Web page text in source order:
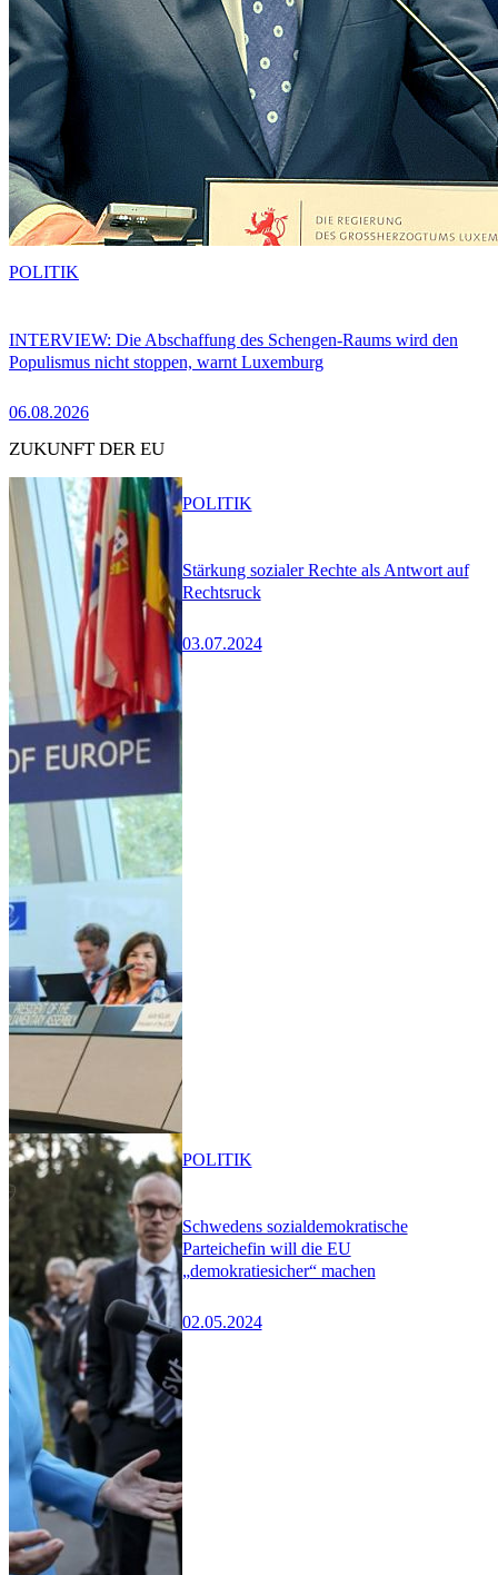
INTERVIEW: Die Abschaffung des Schengen-Raums wird den
Populismus nicht stoppen, warnt Luxemburg
06.08.2026
POLITIK
ZUKUNFT DER EU
Stärkung sozialer Rechte als Antwort auf
Rechtsruck
03.07.2024
POLITIK
Schwedens sozialdemokratische
Parteichefin will die EU
„demokratiesicher“ machen
02.05.2024
POLITIK